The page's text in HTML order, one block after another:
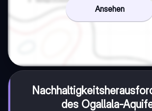
Ansehen
des Ogallala-